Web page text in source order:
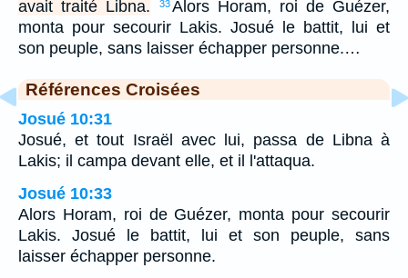
avait traité Libna.
33Alors Horam, roi de Guézer,
monta pour secourir Lakis. Josué le battit, lui et
son peuple, sans laisser échapper personne.…
Références Croisées
Josué 10:31
Josué, et tout Israël avec lui, passa de Libna à
Lakis; il campa devant elle, et il l'attaqua.
Josué 10:33
Alors Horam, roi de Guézer, monta pour secourir
Lakis. Josué le battit, lui et son peuple, sans
laisser échapper personne.